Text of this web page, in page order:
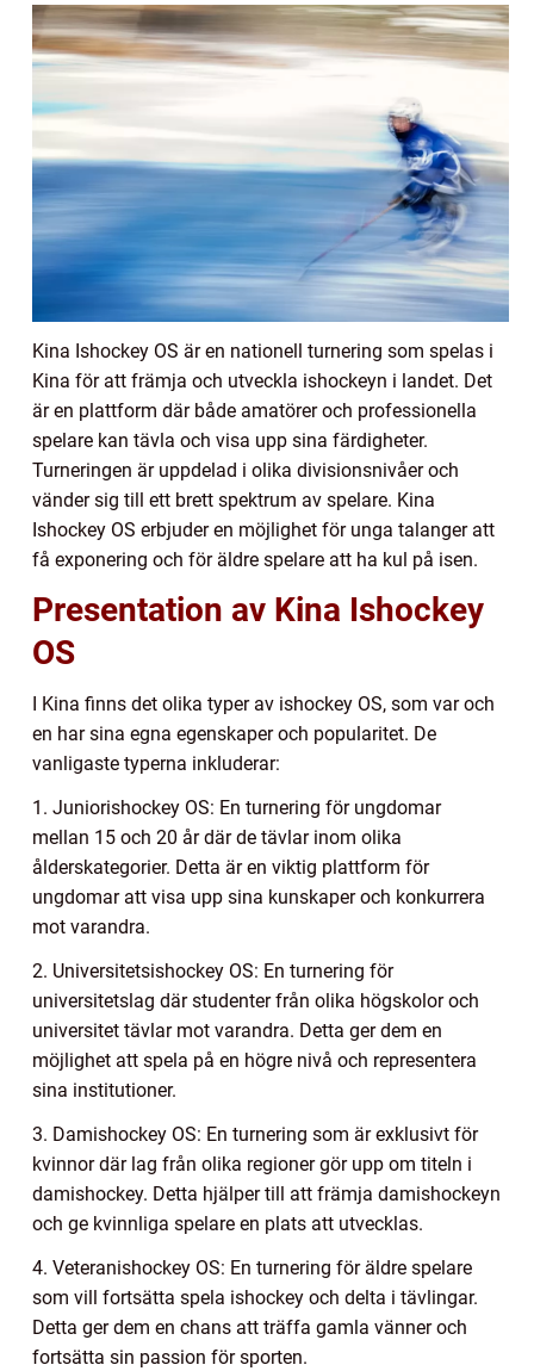
Kina Ishockey OS är en nationell turnering som spelas i
Kina för att främja och utveckla ishockeyn i landet. Det
är en plattform där både amatörer och professionella
spelare kan tävla och visa upp sina färdigheter.
Turneringen är uppdelad i olika divisionsnivåer och
vänder sig till ett brett spektrum av spelare. Kina
Ishockey OS erbjuder en möjlighet för unga talanger att
få exponering och för äldre spelare att ha kul på isen.
Presentation av Kina Ishockey
OS
I Kina finns det olika typer av ishockey OS, som var och
en har sina egna egenskaper och popularitet. De
vanligaste typerna inkluderar:
1. Juniorishockey OS: En turnering för ungdomar
mellan 15 och 20 år där de tävlar inom olika
ålderskategorier. Detta är en viktig plattform för
ungdomar att visa upp sina kunskaper och konkurrera
mot varandra.
2. Universitetsishockey OS: En turnering för
universitetslag där studenter från olika högskolor och
universitet tävlar mot varandra. Detta ger dem en
möjlighet att spela på en högre nivå och representera
sina institutioner.
3. Damishockey OS: En turnering som är exklusivt för
kvinnor där lag från olika regioner gör upp om titeln i
damishockey. Detta hjälper till att främja damishockeyn
och ge kvinnliga spelare en plats att utvecklas.
4. Veteranishockey OS: En turnering för äldre spelare
som vill fortsätta spela ishockey och delta i tävlingar.
Detta ger dem en chans att träffa gamla vänner och
fortsätta sin passion för sporten.